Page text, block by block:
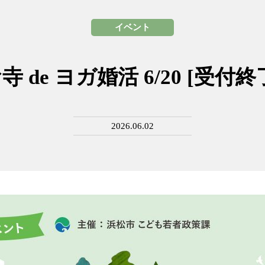
イベント
de ヨガ婚活 6/20 [受付終
2026.06.02